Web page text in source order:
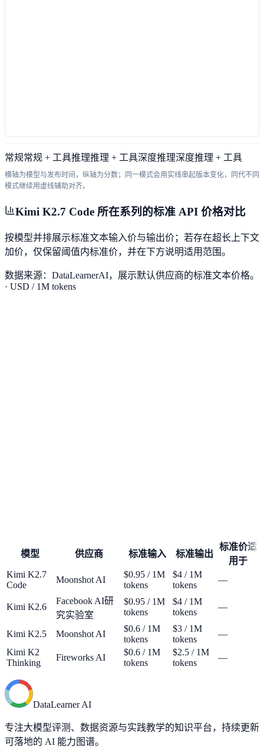
常规常规 + 工具推理推理 + 工具深度推理深度推理 + 工具
横轴为模型与发布时间，纵轴为分数；同一模式会用实线串起版本变化，同代不同
模式继续用虚线辅助对齐。
Kimi K2.7 Code 所在系列的标准 API 价格对比
按模型并排展示标准文本输入价与输出价；若存在超长上下文
加价，仅保留阈值内标准价，并在下方说明适用范围。
数据来源：DataLearnerAI，展示默认供应商的标准文本价格。
· USD / 1M tokens
模型 供应商 标准输入 标准输出
标准价适
用于
Kimi K2.7
Code
Moonshot AI
$0.95 / 1M
tokens
$4 / 1M
tokens
—
Kimi K2.6
Facebook AI研
究实验室
$0.95 / 1M
tokens
$4 / 1M
tokens
—
Kimi K2.5 Moonshot AI
$0.6 / 1M
tokens
$3 / 1M
tokens
—
Kimi K2
Thinking
Fireworks AI
$0.6 / 1M
tokens
$2.5 / 1M
tokens
—
DataLearner AI
专注大模型评测、数据资源与实践教学的知识平台，持续更新
可落地的 AI 能力图谱。